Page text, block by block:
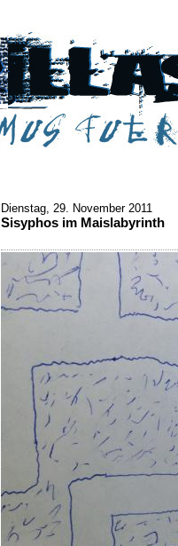
Dienstag, 29. November 2011
Sisyphos im Maislabyrinth